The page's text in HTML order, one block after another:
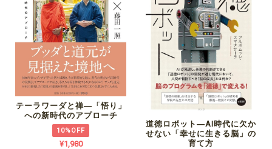
テーラワーダと禅―「悟り」
への新時代のアプローチ
10%OFF
¥1,980
道徳ロボット―AI時代に欠か
せない「幸せに生きる脳」の
育て方